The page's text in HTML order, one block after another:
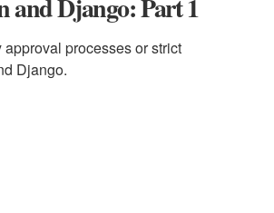
and Django: Part 1
processes or strict
Django.